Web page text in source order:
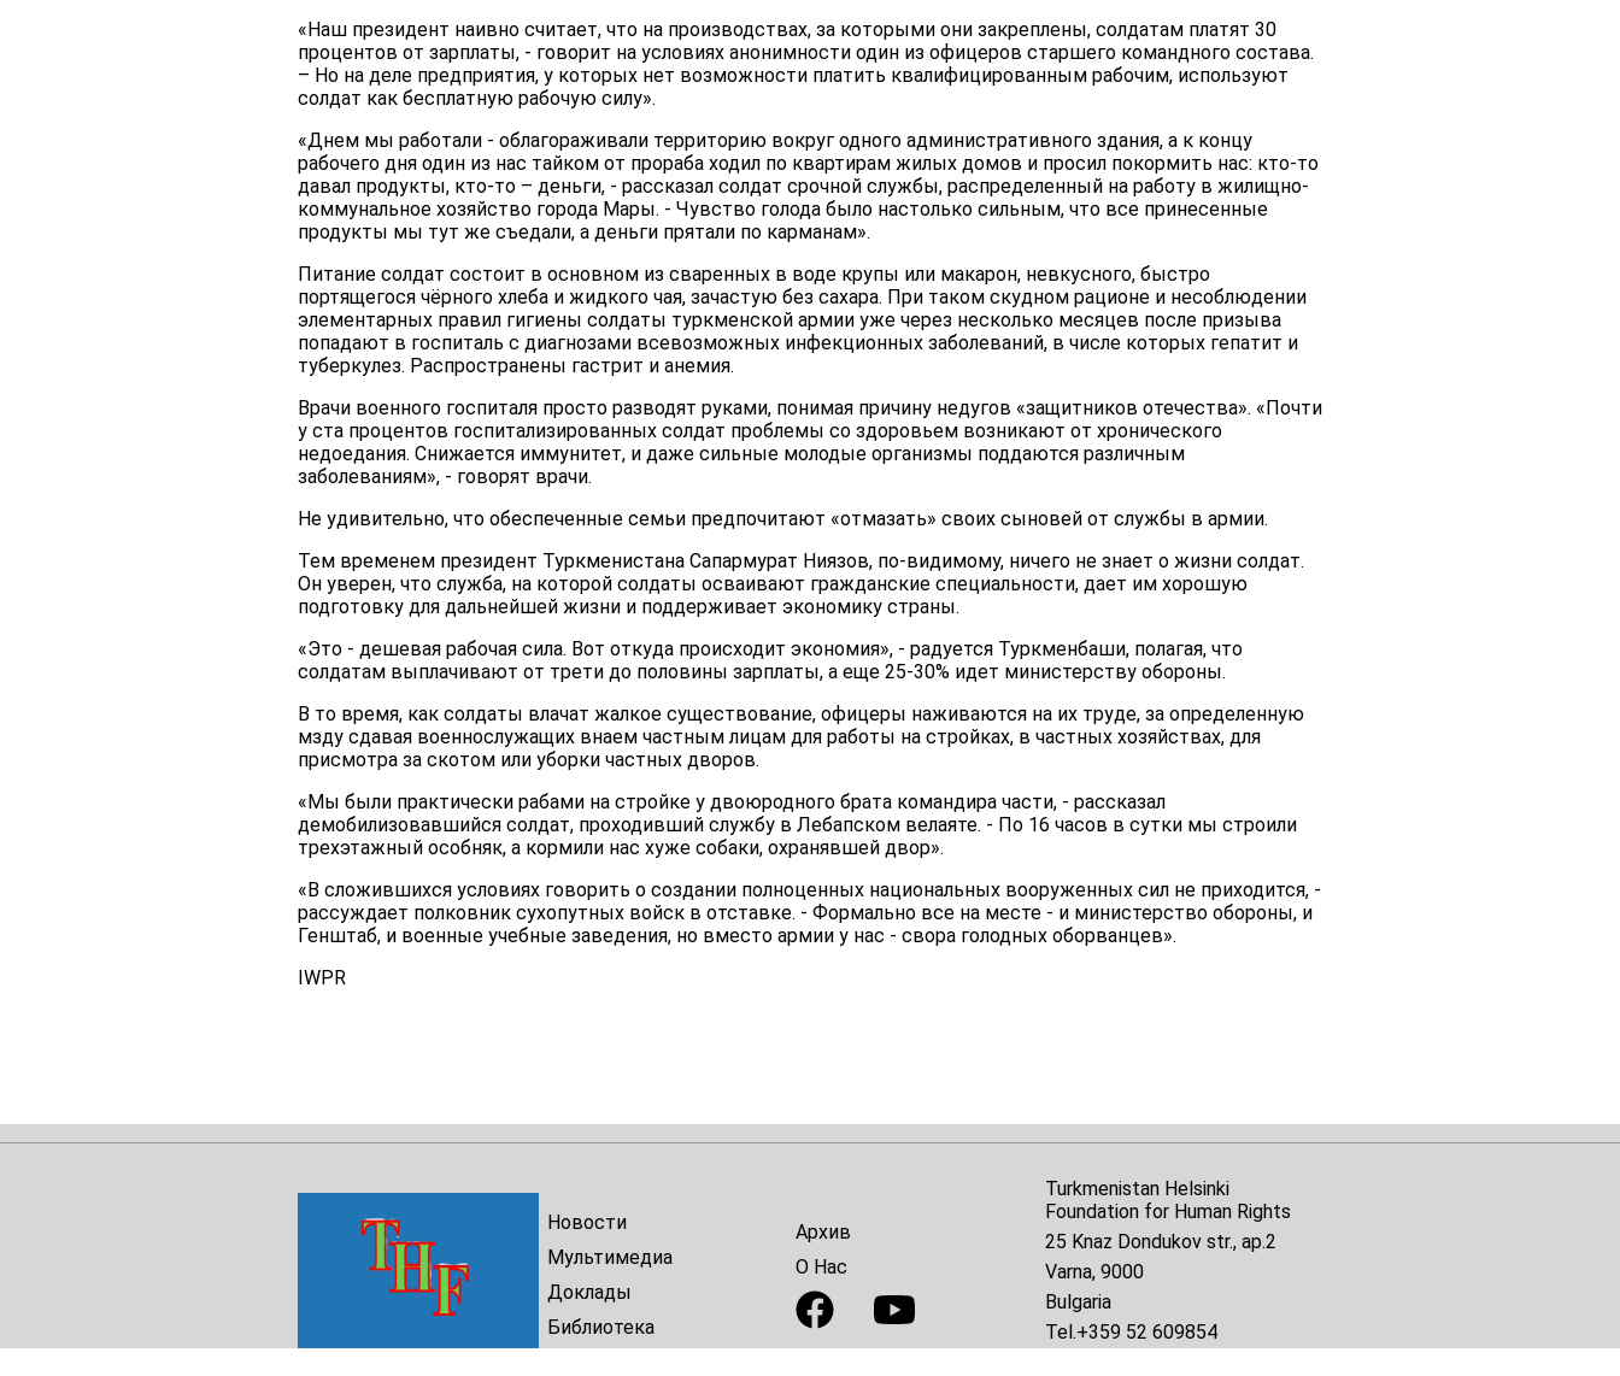
«Наш президент наивно считает, что на производствах, за которыми они закреплены, солдатам платят 30
процентов от зарплаты, - говорит на условиях анонимности один из офицеров старшего командного состава.
– Но на деле предприятия, у которых нет возможности платить квалифицированным рабочим, используют
солдат как бесплатную рабочую силу».
«Днем мы работали - облагораживали территорию вокруг одного административного здания, а к концу
рабочего дня один из нас тайком от прораба ходил по квартирам жилых домов и просил покормить нас: кто-то
давал продукты, кто-то – деньги, - рассказал солдат срочной службы, распределенный на работу в жилищно-
коммунальное хозяйство города Мары. - Чувство голода было настолько сильным, что все принесенные
продукты мы тут же съедали, а деньги прятали по карманам».
Питание солдат состоит в основном из сваренных в воде крупы или макарон, невкусного, быстро
портящегося чёрного хлеба и жидкого чая, зачастую без сахара. При таком скудном рационе и несоблюдении
элементарных правил гигиены солдаты туркменской армии уже через несколько месяцев после призыва
попадают в госпиталь с диагнозами всевозможных инфекционных заболеваний, в числе которых гепатит и
туберкулез. Распространены гастрит и анемия.
Врачи военного госпиталя просто разводят руками, понимая причину недугов «защитников отечества». «Почти
у ста процентов госпитализированных солдат проблемы со здоровьем возникают от хронического
недоедания. Снижается иммунитет, и даже сильные молодые организмы поддаются различным
заболеваниям», - говорят врачи.
Не удивительно, что обеспеченные семьи предпочитают «отмазать» своих сыновей от службы в армии.
Тем временем президент Туркменистана Сапармурат Ниязов, по-видимому, ничего не знает о жизни солдат.
Он уверен, что служба, на которой солдаты осваивают гражданские специальности, дает им хорошую
подготовку для дальнейшей жизни и поддерживает экономику страны.
«Это - дешевая рабочая сила. Вот откуда происходит экономия», - радуется Туркменбаши, полагая, что
солдатам выплачивают от трети до половины зарплаты, а еще 25-30% идет министерству обороны.
В то время, как солдаты влачат жалкое существование, офицеры наживаются на их труде, за определенную
мзду сдавая военнослужащих внаем частным лицам для работы на стройках, в частных хозяйствах, для
присмотра за скотом или уборки частных дворов.
«Мы были практически рабами на стройке у двоюродного брата командира части, - рассказал
демобилизовавшийся солдат, проходивший службу в Лебапском велаяте. - По 16 часов в сутки мы строили
трехэтажный особняк, а кормили нас хуже собаки, охранявшей двор».
«В сложившихся условиях говорить о создании полноценных национальных вооруженных сил не приходится, -
рассуждает полковник сухопутных войск в отставке. - Формально все на месте - и министерство обороны, и
Генштаб, и военные учебные заведения, но вместо армии у нас - свора голодных оборванцев».
IWPR
Новости
Мультимедиа
Доклады
Библиотека
Архив
О Нас
Turkmenistan Helsinki
Foundation for Human Rights
25 Knaz Dondukov str., ap.2
Varna, 9000
Bulgaria
Tel.+359 52 609854